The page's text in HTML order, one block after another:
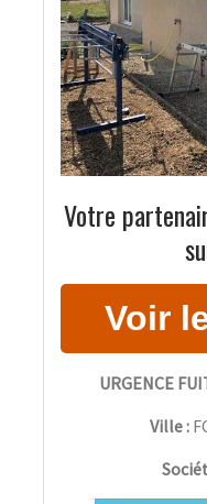
Votre
URGENCE
Ville :